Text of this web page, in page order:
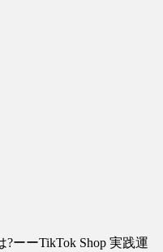
ーーTikTok Shop 実践運